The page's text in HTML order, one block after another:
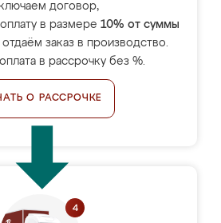
договор,
в размере 10% от суммы
заказ в производство.
в рассрочку без %.
О РАССРОЧКЕ